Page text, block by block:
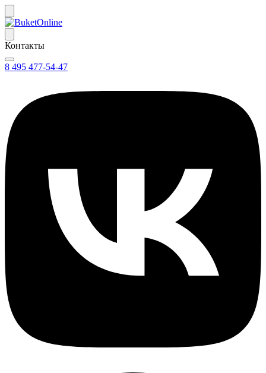
Контакты
8 495 477-54-47